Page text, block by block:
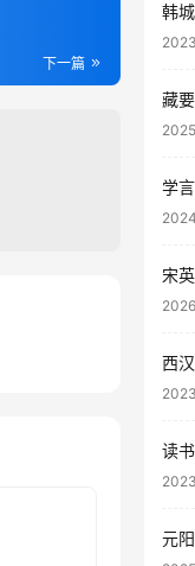
下一篇
韩
藏
学
宋
西
读
元